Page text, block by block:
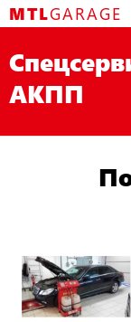
Skip
to
MTLGARAGE
АКПП